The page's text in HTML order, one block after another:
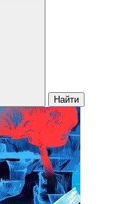
Найти